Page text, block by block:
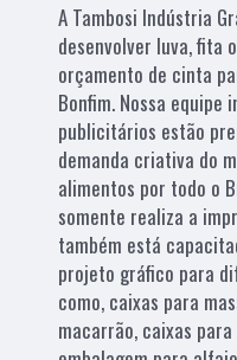
A Tambosi Indústria
desenvolver luva, fita
orçamento de cinta
Bonfim. Nossa equipe
publicitários estão
demanda criativa do
alimentos por todo o
somente realiza a
também está
projeto gráfico para
como, caixas para
macarrão, caixas